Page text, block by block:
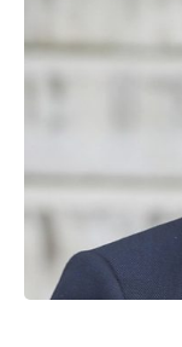
GALERIA DE